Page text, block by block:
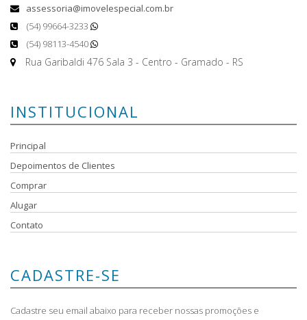
assessoria@imovelespecial.com.br
(54) 99664-3233
(54) 98113-4540
Rua Garibaldi 476 Sala 3 - Centro - Gramado - RS
INSTITUCIONAL
Principal
Depoimentos de Clientes
Comprar
Alugar
Contato
CADASTRE-SE
Cadastre seu email abaixo para receber nossas promoções e